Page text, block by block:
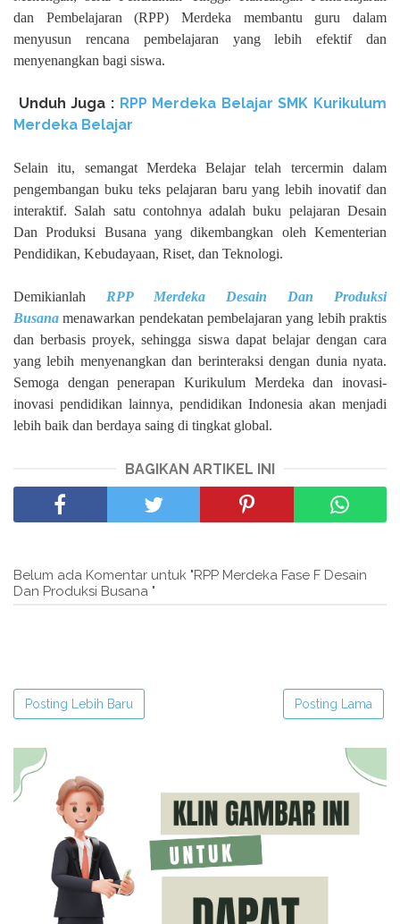
dan Pembelajaran (RPP) Merdeka membantu guru dalam
menyusun rencana pembelajaran yang lebih efektif dan
menyenangkan bagi siswa.
Unduh Juga : RPP Merdeka Belajar SMK Kurikulum
Merdeka Belajar
Selain itu, semangat Merdeka Belajar telah tercermin dalam
pengembangan buku teks pelajaran baru yang lebih inovatif dan
interaktif. Salah satu contohnya adalah buku pelajaran Desain
Dan Produksi Busana yang dikembangkan oleh Kementerian
Pendidikan, Kebudayaan, Riset, dan Teknologi.
Demikianlah RPP Merdeka Desain Dan Produksi
Busana menawarkan pendekatan pembelajaran yang lebih praktis
dan berbasis proyek, sehingga siswa dapat belajar dengan cara
yang lebih menyenangkan dan berinteraksi dengan dunia nyata.
Semoga dengan penerapan Kurikulum Merdeka dan inovasi-
inovasi pendidikan lainnya, pendidikan Indonesia akan menjadi
lebih baik dan berdaya saing di tingkat global.
BAGIKAN ARTIKEL INI
Belum ada Komentar untuk "RPP Merdeka Fase F Desain
Dan Produksi Busana "
Posting Lebih Baru Posting Lama